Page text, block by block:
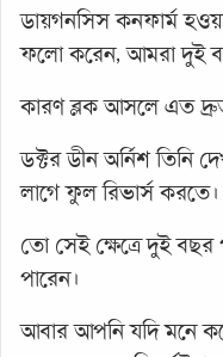
ডায়গনসিস কনফার্ম
ফলো করেন, আমরা দুই
কারণ ব্লক আসলে এত দ্রুত
ডক্টর ডীন অর্নিশ তিনি
লাগে ফুল রিভার্স করতে।
তো সেই ক্ষেত্রে দুই
পারেন।
আবার আপনি যদি মনে